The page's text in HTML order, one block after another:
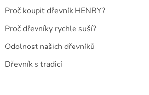
Proč koupit dřevník HENRY?
Proč dřevníky rychle suší?
Odolnost našich dřevníků
Dřevník s tradicí